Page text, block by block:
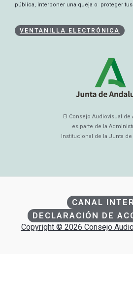
pública, interponer una queja o proteger
VENTANILLA ELECTRÓNICA
El Consejo Audiovisual de
es parte de la
Institucional de la Junta
CANAL
DECLARACIÓN DE
Copyright © 2026 Consejo